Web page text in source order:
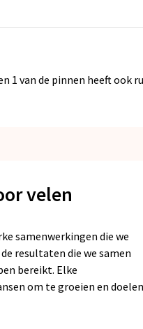
1 van de pinnen heeft ook
velen
samenwerkingen die we
resultaten die we samen
bereikt. Elke
om te groeien en doelen